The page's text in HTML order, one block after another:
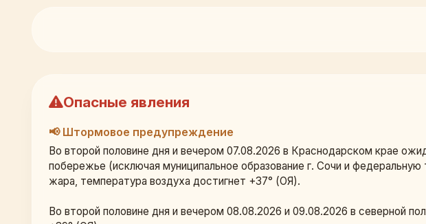
Опасные явления
📢 Штормовое предупреждение
Во второй половине дня и вечером 07.08.2026 в Краснодарском крае
побережье (исключая муниципальное образование г. Сочи и
жара, температура воздуха достигнет +37° (ОЯ).
Во второй половине дня и вечером 08.08.2026 и 09.08.2026 в северной